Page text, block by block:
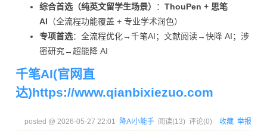
综合首选（纯英文留学生场景）
： ThouPen + 思笔
AI （全流程功能覆盖 + 专业学术润色）
专项首选：全流程优化→千笔AI；文献阅读→快降 AI；涉
密研究→超能降 AI
千笔AI(官网直
达)https://www.qianbixiezuo.com
posted @ 2026-05-27 22:01 降AI小能手 阅读(13) 评论(0) 收藏 举报